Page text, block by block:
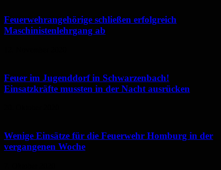
Feuerwehrangehörige schließen erfolgreich
Maschinistenlehrgang ab
Feuer im Jugenddorf in Schwarzenbach!
Einsatzkräfte mussten in der Nacht ausrücken
Wenige Einsätze für die Feuerwehr Homburg in der
vergangenen Woche